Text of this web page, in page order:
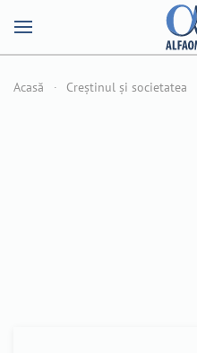
Acasă Creștinul și societatea